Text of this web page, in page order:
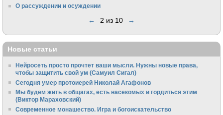
О рассуждении и осуждении
← 2 из 10 →
Новые статьи
Нейросеть просто прочтет ваши мысли. Нужны новые права,
чтобы защитить свой ум (Самуил Сигал)
Сегодня умер протоиерей Николай Агафонов
Мы будем жить в общагах, есть насекомых и гордиться этим
(Виктор Мараховский)
Cовременное монашество. Игра и богоискательство